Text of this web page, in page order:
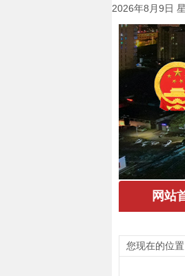
2026年8月9日
您现在的位置